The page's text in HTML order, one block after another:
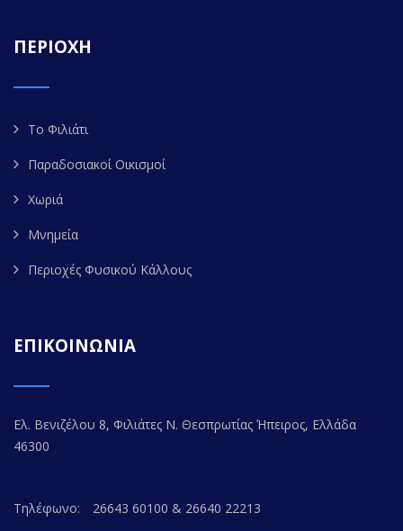
ΠΕΡΙΟΧΗ
Το Φιλιάτι
Παραδοσιακοί Οικισμοί
Χωριά
Μνημεία
Περιοχές Φυσικού Κάλλους
ΕΠΙΚΟΙΝΩΝΙΑ
Ελ. Βενιζέλου 8, Φιλιάτες Ν. Θεσπρωτίας Ήπειρος, Ελλάδα
46300
Τηλέφωνο:
26643 60100 & 26640 22213